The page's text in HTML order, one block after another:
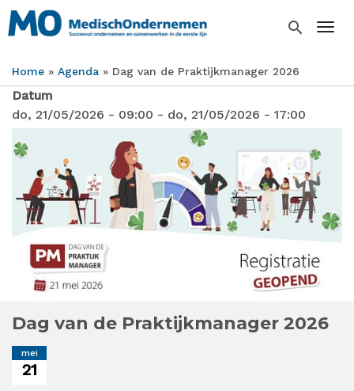
Overslaan
en
inhoud
gaan
search
Kruimelpad
Home Agenda Dag van de Praktijkmanager 2026
Datum
do, 21/05/2026 - 09:00 - do, 21/05/2026 - 17:00
Dag van de Praktijkmanager 2026
mei
21